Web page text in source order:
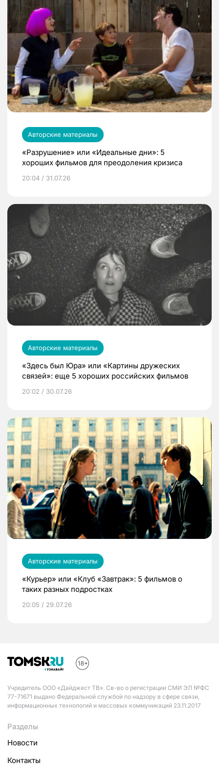
Авторские материалы
«Разрушение» или «Идеальные дни»: 5
хороших фильмов для преодоления кризиса
20:04 / 31.07.26
Авторские материалы
«Здесь был Юра» или «Картины дружеских
связей»: еще 5 хороших российских фильмов
20:02 / 30.07.26
Авторские материалы
«Курьер» или «Клуб «Завтрак»: 5 фильмов о
таких разных подростках
20:05 / 29.07.26
Учредитель ООО «Дайджест ТВ». Св-во о регистрации СМИ ЭЛ №ФС
77-71671 выдано Федеральной службой по надзору в сфере связи,
информационных технологий и массовых коммуникаций 23.11.2017
Разделы
Новости
Контакты